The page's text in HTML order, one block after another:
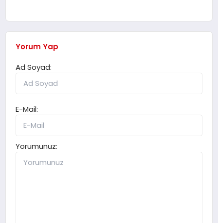
Yorum Yap
Ad Soyad:
E-Mail:
Yorumunuz: